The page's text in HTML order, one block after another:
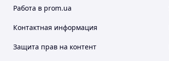
Работа в prom.ua
Контактная информация
Защита прав на контент